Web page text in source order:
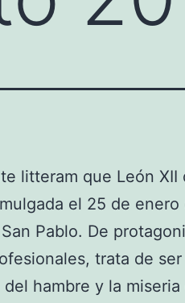
litteram que León XII
el 25 de enero
Pablo. De
trata de ser
hambre y la miseria